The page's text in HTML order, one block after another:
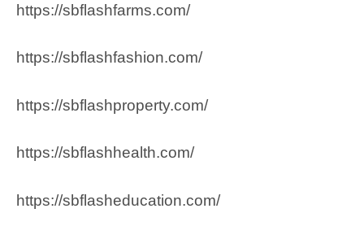
https://sbflashfarms.com/
https://sbflashfashion.com/
https://sbflashproperty.com/
https://sbflashhealth.com/
https://sbflasheducation.com/